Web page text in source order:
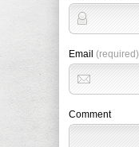
Email (required)
Comment